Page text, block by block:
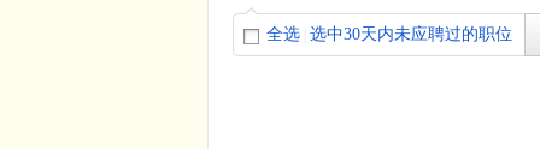
全选 选中30天内未应聘过的职位